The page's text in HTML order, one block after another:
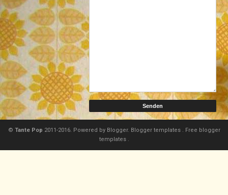
© Tante Pop 2011-2016. Powered by Blogger. Blogger templates . Free blogger
templates .